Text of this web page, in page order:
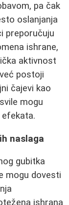
pa čak
oslanjanja
preporučuju
ishrane,
aktivnost
postoji
čajevi kao
mogu
naslaga
gubitka
mogu dovesti
ishrana